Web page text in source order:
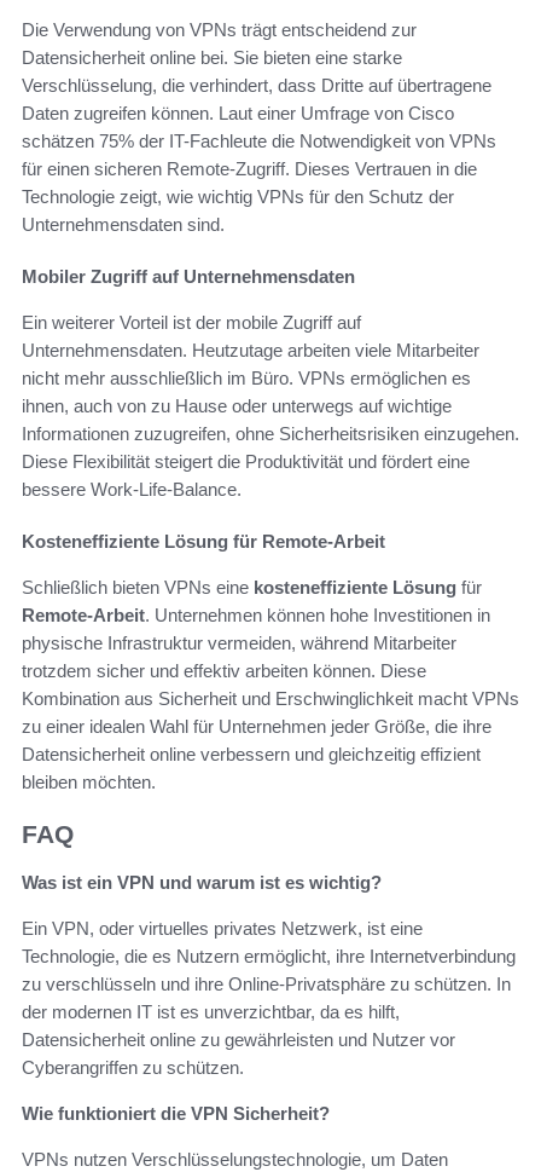
Die Verwendung von VPNs trägt entscheidend zur
Datensicherheit online bei. Sie bieten eine starke
Verschlüsselung, die verhindert, dass Dritte auf übertragene
Daten zugreifen können. Laut einer Umfrage von Cisco
schätzen 75% der IT-Fachleute die Notwendigkeit von VPNs
für einen sicheren Remote-Zugriff. Dieses Vertrauen in die
Technologie zeigt, wie wichtig VPNs für den Schutz der
Unternehmensdaten sind.
Mobiler Zugriff auf Unternehmensdaten
Ein weiterer Vorteil ist der mobile Zugriff auf
Unternehmensdaten. Heutzutage arbeiten viele Mitarbeiter
nicht mehr ausschließlich im Büro. VPNs ermöglichen es
ihnen, auch von zu Hause oder unterwegs auf wichtige
Informationen zuzugreifen, ohne Sicherheitsrisiken einzugehen.
Diese Flexibilität steigert die Produktivität und fördert eine
bessere Work-Life-Balance.
Kosteneffiziente Lösung für Remote-Arbeit
Schließlich bieten VPNs eine kosteneffiziente Lösung für
Remote-Arbeit. Unternehmen können hohe Investitionen in
physische Infrastruktur vermeiden, während Mitarbeiter
trotzdem sicher und effektiv arbeiten können. Diese
Kombination aus Sicherheit und Erschwinglichkeit macht VPNs
zu einer idealen Wahl für Unternehmen jeder Größe, die ihre
Datensicherheit online verbessern und gleichzeitig effizient
bleiben möchten.
FAQ
Was ist ein VPN und warum ist es wichtig?
Ein VPN, oder virtuelles privates Netzwerk, ist eine
Technologie, die es Nutzern ermöglicht, ihre Internetverbindung
zu verschlüsseln und ihre Online-Privatsphäre zu schützen. In
der modernen IT ist es unverzichtbar, da es hilft,
Datensicherheit online zu gewährleisten und Nutzer vor
Cyberangriffen zu schützen.
Wie funktioniert die VPN Sicherheit?
VPNs nutzen Verschlüsselungstechnologie, um Daten